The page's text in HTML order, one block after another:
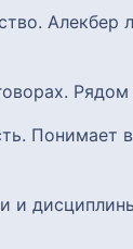
Понимает
и